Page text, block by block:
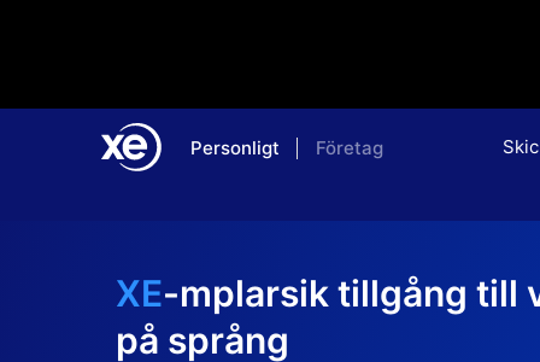
Personligt Företag
XE-mplarsik tillgång till
på språng